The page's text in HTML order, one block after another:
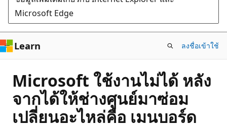
Microsoft Edge
Learn ลงชื่อเข้าใช้
Microsoft ใช้งานไม่ได้ หลัง
จากได้ให้ช่างศูนย์มาซ่อม
เปลี่ยนอะไหล่คือ เมนบอร์ด